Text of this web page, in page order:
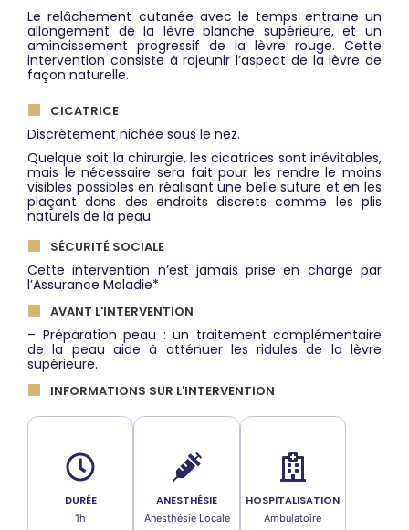
Le relâchement cutanée avec le temps entraine un
allongement de la lèvre blanche supérieure, et un
amincissement progressif de la lèvre rouge. Cette
intervention consiste à rajeunir l’aspect de la lèvre de
façon naturelle.
CICATRICE
Discrètement nichée sous le nez.
Quelque soit la chirurgie, les cicatrices sont inévitables,
mais le nécessaire sera fait pour les rendre le moins
visibles possibles en réalisant une belle suture et en les
plaçant dans des endroits discrets comme les plis
naturels de la peau.
SÉCURITÉ SOCIALE
Cette intervention n’est jamais prise en charge par
l’Assurance Maladie*
AVANT L'INTERVENTION
– Préparation peau : un traitement complémentaire
de la peau aide à atténuer les ridules de la lèvre
supérieure.
INFORMATIONS SUR L'INTERVENTION
DURÉE
1h
ANESTHÉSIE
Anesthésie Locale
HOSPITALISATION
Ambulatoire